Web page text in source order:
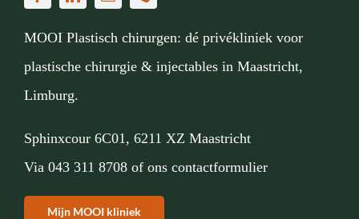
MOOI Plastisch chirurgen: dé privékliniek voor
plastische chirurgie & injectables in Maastricht,
Limburg.
Sphinxcour 6C01, 6211 XZ Maastricht
Via 043 311 8708of ons contactformulier
Mijn MOOI kliniek